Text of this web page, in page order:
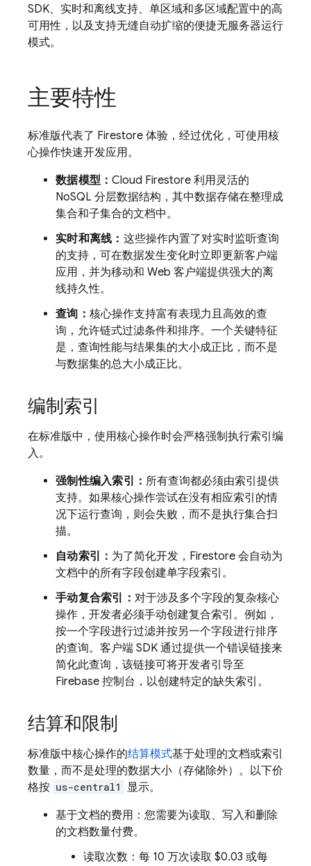
SDK、实时和离线支持、单区域和多区域配置中的高
可用性，以及支持无缝自动扩缩的便捷无服务器运行
模式。
主要特性
标准版代表了 Firestore 体验，经过优化，可使用核
心操作快速开发应用。
数据模型：Cloud Firestore 利用灵活的
NoSQL 分层数据结构，其中数据存储在整理成
集合和子集合的文档中。
实时和离线： 这些操作内置了对实时监听查询
的支持，可在数据发生变化时立即更新客户端
应用，并为移动和 Web 客户端提供强大的离
线持久性。
查询： 核心操作支持富有表现力且高效的查
询，允许链式过滤条件和排序。一个关键特征
是，查询性能与结果集的大小成正比，而不是
与数据集的总大小成正比。
编制索引
在标准版中，使用核心操作时会严格强制执行索引编
入。
强制性编入索引： 所有查询都必须由索引提供
支持。如果核心操作尝试在没有相应索引的情
况下运行查询，则会失败，而不是执行集合扫
描。
自动索引： 为了简化开发，Firestore 会自动为
文档中的所有字段创建单字段索引。
手动复合索引： 对于涉及多个字段的复杂核心
操作，开发者必须手动创建复合索引。例如，
按一个字段进行过滤并按另一个字段进行排序
的查询。客户端 SDK 通过提供一个错误链接来
简化此查询，该链接可将开发者引导至
Firebase 控制台，以创建特定的缺失索引。
结算和限制
标准版中核心操作的结算模式基于处理的文档或索引
数量，而不是处理的数据大小（存储除外）。以下价
格按 us-central1 显示。
基于文档的费用：您需要为读取、写入和删除
的文档数量付费。
读取次数：每 10 万次读取 $0.03 或每